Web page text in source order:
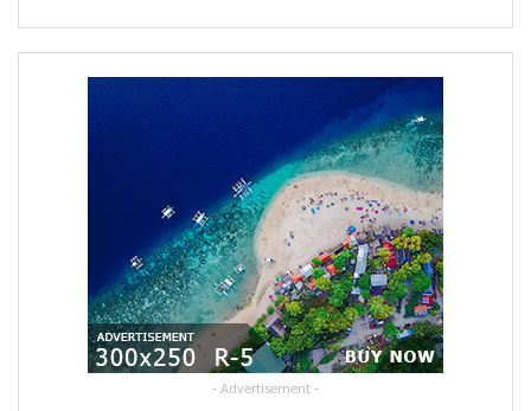
- Advertisement -